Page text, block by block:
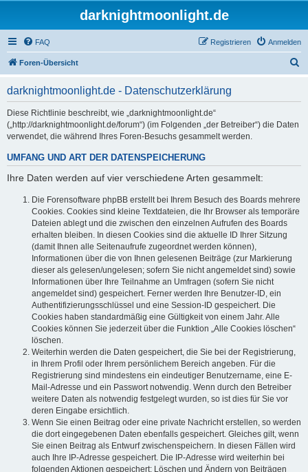
darknightmoonlight.de
FAQ Anmelden
Registrieren
Foren-Übersicht
darknightmoonlight.de - Datenschutzerklärung
Diese Richtlinie beschreibt, wie „darknightmoonlight.de“
(„http://darknightmoonlight.de/forum“) (im Folgenden „der Betreiber“) die Daten
verwendet, die während Ihres Foren-Besuchs gesammelt werden.
UMFANG UND ART DER DATENSPEICHERUNG
Ihre Daten werden auf vier verschiedene Arten gesammelt:
Die Forensoftware phpBB erstellt bei Ihrem Besuch des Boards mehrere
Cookies. Cookies sind kleine Textdateien, die Ihr Browser als temporäre
Dateien ablegt und die zwischen den einzelnen Aufrufen des Boards
erhalten bleiben. In diesen Cookies sind die aktuelle ID Ihrer Sitzung
(damit Ihnen alle Seitenaufrufe zugeordnet werden können),
Informationen über die von Ihnen gelesenen Beiträge (zur Markierung
dieser als gelesen/ungelesen; sofern Sie nicht angemeldet sind) sowie
Informationen über Ihre Teilnahme an Umfragen (sofern Sie nicht
angemeldet sind) gespeichert. Ferner werden Ihre Benutzer-ID, ein
Authentifizierungsschlüssel und eine Session-ID gespeichert. Die
Cookies haben standardmäßig eine Gültigkeit von einem Jahr. Alle
Cookies können Sie jederzeit über die Funktion „Alle Cookies löschen“
löschen.
Weiterhin werden die Daten gespeichert, die Sie bei der Registrierung,
in Ihrem Profil oder Ihrem persönlichem Bereich angeben. Für die
Registrierung sind mindestens ein eindeutiger Benutzername, eine E-
Mail-Adresse und ein Passwort notwendig. Wenn durch den Betreiber
weitere Daten als notwendig festgelegt wurden, so ist dies für Sie vor
deren Eingabe ersichtlich.
Wenn Sie einen Beitrag oder eine private Nachricht erstellen, so werden
die dort eingegebenen Daten ebenfalls gespeichert. Gleiches gilt, wenn
Sie einen Beitrag als Entwurf zwischenspeichern. In diesen Fällen wird
auch Ihre IP-Adresse gespeichert. Die IP-Adresse wird weiterhin bei
folgenden Aktionen gespeichert: Löschen und Ändern von Beiträgen